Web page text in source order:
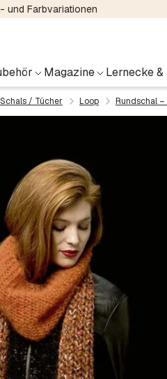
und Farbvariationen
Magazine Lernecke
Schals / Tücher Loop Rundschal –